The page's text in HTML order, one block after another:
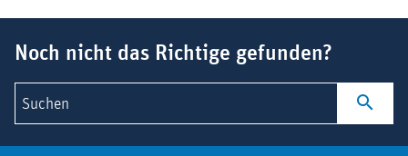
Noch nicht das Richtige gefunden?
Suchen